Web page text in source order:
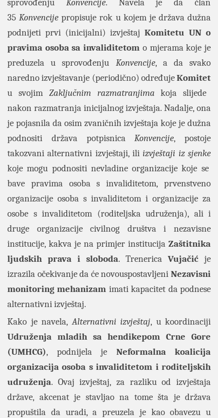
sprovođenju Konvencije. Navela je da član
35Konvencije propisuje rok u kojem je država dužna
podnijeti prvi (inicijalni) izvještaj Komitetu UN o
pravima osoba sa invaliditetom o mjerama koje je
preduzela u sprovođenju Konvencije, a da svako
naredno izvještavanje (periodično) određujeKomitet
u svojim Zaključnim razmatranjimakoja slijede
nakon razmatranja inicijalnog izvještaja. Nadalje, ona
je pojasnila da osim zvaničnih izvještaja koje je dužna
podnositi država potpisnicaKonvencije, postoje
takozvani alternativni izvještaji, iliizvještaji iz sjenke
koje mogu podnositi nevladine organizacije koje se
bave pravima osoba s invaliditetom, prvenstveno
organizacije osoba s invaliditetom i organizacije za
osobe s invaliditetom (roditeljska udruženja), ali i
druge organizacije civilnog društva i nezavisne
institucije, kakva je na primjer institucija Zaštitnika
ljudskih prava i sloboda. Trenerica Vujačić je
izrazila očekivanje da će novouspostavljeni Nezavisni
monitoring mehanizam imati kapacitet da podnese
alternativni izvještaj.
Kako je navela,Alternativni izvještaj, u koordinaciji
Udruženja mladih sa hendikepom Crne Gore
(UMHCG), podnijela je Neformalna koalicija
organizacija osoba s invaliditetom i roditeljskih
udruženja. Ovaj izvještaj, za razliku od izvještaja
države, akcenat je stavljao na tome šta je država
propuštila da uradi, a preuzela je kao obavezu u